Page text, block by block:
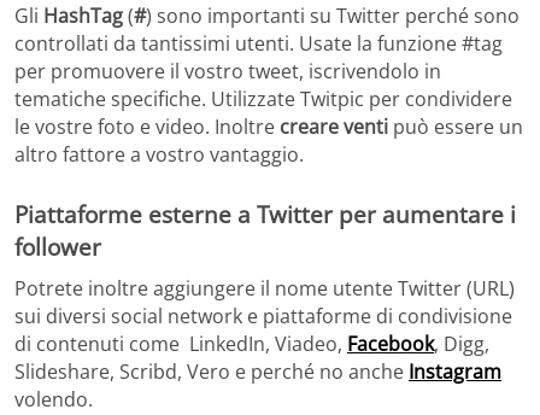
Gli HashTag(#) sono importanti su Twitter perché sono
controllati da tantissimi utenti. Usate la funzione #tag
per promuovere il vostro tweet, iscrivendolo in
tematiche specifiche. Utilizzate Twitpic per condividere
le vostre foto e video. Inoltre creare venti può essere un
altro fattore a vostro vantaggio.
Piattaforme esterne a Twitter per aumentare i
follower
Potrete inoltre aggiungere il nome utente Twitter (URL)
sui diversi social network e piattaforme di condivisione
di contenuti come LinkedIn, Viadeo, Facebook, Digg,
Slideshare, Scribd, Vero e perché no anche Instagram
volendo.